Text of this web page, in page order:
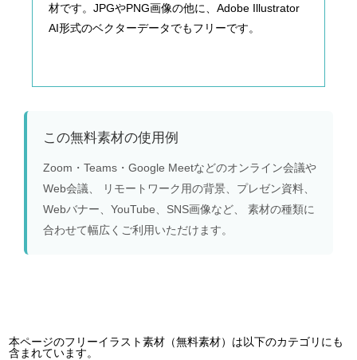
材です。JPGやPNG画像の他に、Adobe Illustrator
AI形式のベクターデータでもフリーです。
この無料素材の使用例
Zoom・Teams・Google Meetなどのオンライン会議や
Web会議、 リモートワーク用の背景、プレゼン資料、
Webバナー、YouTube、SNS画像など、 素材の種類に
合わせて幅広くご利用いただけます。
本ページのフリーイラスト素材（無料素材）は以下のカテゴリにも
含まれています。